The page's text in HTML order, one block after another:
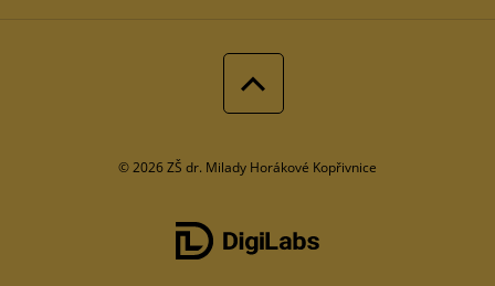
© 2026 ZŠ dr. Milady Horákové Kopřivnice